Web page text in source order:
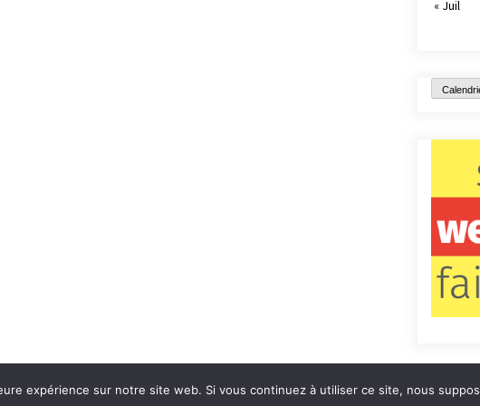
« Juil
Contact Qui
expérience sur notre site web. Si vous continuez à utiliser ce site, nous